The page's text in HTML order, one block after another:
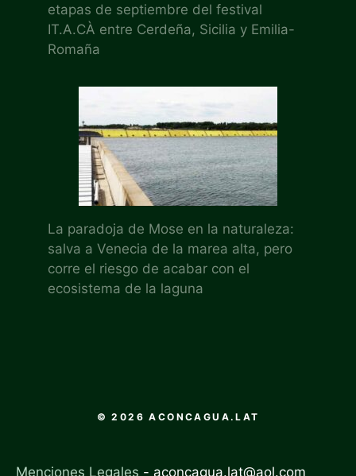
etapas de septiembre del festival
IT.A.CÀ entre Cerdeña, Sicilia y Emilia-
Romaña
La paradoja de Mose en la naturaleza:
salva a Venecia de la marea alta, pero
corre el riesgo de acabar con el
ecosistema de la laguna
© 2026 ACONCAGUA.LAT
Menciones Legales - aconcagua.lat@aol.com